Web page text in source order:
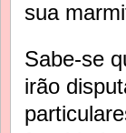
sua
Sabe-se
irão